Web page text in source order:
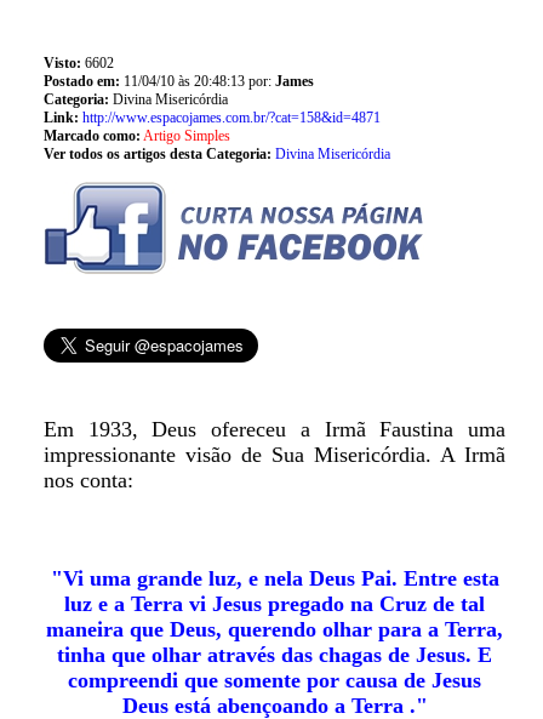
Visto: 6602
Postado em: 11/04/10 às 20:48:13 por: James
Categoria: Divina Misericórdia
Link: http://www.espacojames.com.br/?cat=158&id=4871
Marcado como: Artigo Simples
Ver todos os artigos desta Categoria: Divina Misericórdia
Em 1933, Deus ofereceu a Irmã Faustina uma
impressionante visão de Sua Misericórdia. A Irmã
nos conta:
"Vi uma grande luz, e nela Deus Pai. Entre esta
luz e a Terra vi Jesus pregado na Cruz de tal
maneira que Deus, querendo olhar para a Terra,
tinha que olhar através das chagas de Jesus. E
compreendi que somente por causa de Jesus
Deus está abençoando a Terra ."